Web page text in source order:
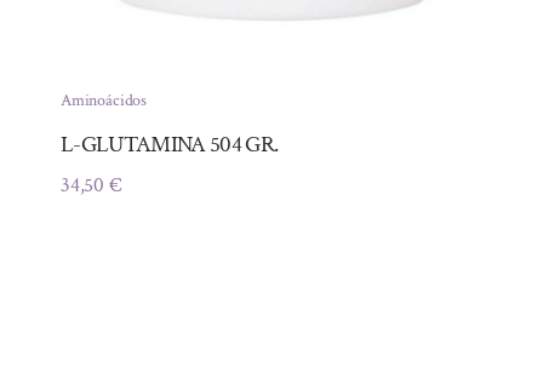
Aminoácidos
L-GLUTAMINA 504 GR.
34,50 €